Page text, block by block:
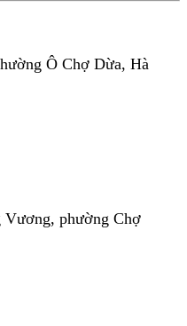
Ô Chợ Dừa, Hà
Vương, phường Chợ